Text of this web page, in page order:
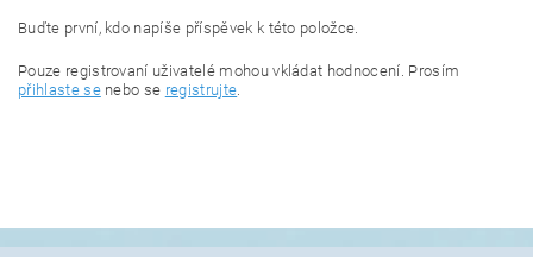
Buďte první, kdo napíše příspěvek k této položce.
Pouze registrovaní uživatelé mohou vkládat hodnocení. Prosím
přihlaste senebo se registrujte.